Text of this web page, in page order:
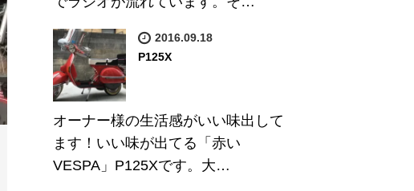
2016.09.18
P125X
オーナー様の生活感がいい味出して
ます！いい味が出てる「赤い
VESPA」P125Xです。大…